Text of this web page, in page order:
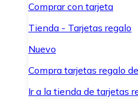
Comprar con tarjeta
Tienda - Tarjetas regalo
Nuevo
Compra tarjetas regalo
Ir a la tienda de tarjetas